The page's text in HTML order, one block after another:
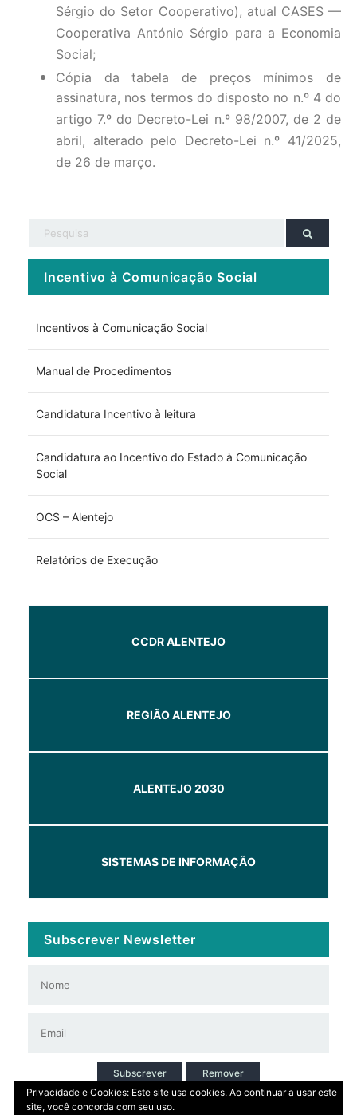
Sérgio do Setor Cooperativo), atual CASES —
Cooperativa António Sérgio para a Economia
Social;
Cópia da tabela de preços mínimos de
assinatura, nos termos do disposto no n.º 4 do
artigo 7.º do Decreto-Lei n.º 98/2007, de 2 de
abril, alterado pelo Decreto-Lei n.º 41/2025,
de 26 de março.
Incentivo à Comunicação Social
Incentivos à Comunicação Social
Manual de Procedimentos
Candidatura Incentivo à leitura
Candidatura ao Incentivo do Estado à Comunicação
Social
OCS – Alentejo
Relatórios de Execução
CCDR ALENTEJO
REGIÃO ALENTEJO
ALENTEJO 2030
SISTEMAS DE INFORMAÇÃO
Subscrever Newsletter
Subscrever
Remover
Privacidade e Cookies: Este site usa cookies. Ao continuar a usar este
site, você concorda com seu uso.